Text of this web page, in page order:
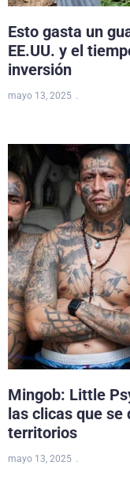
Esto gasta un
EE.UU. y el
inversión
mayo 13, 2025
Mingob: Little
las clicas que se
territorios
mayo 13, 2025